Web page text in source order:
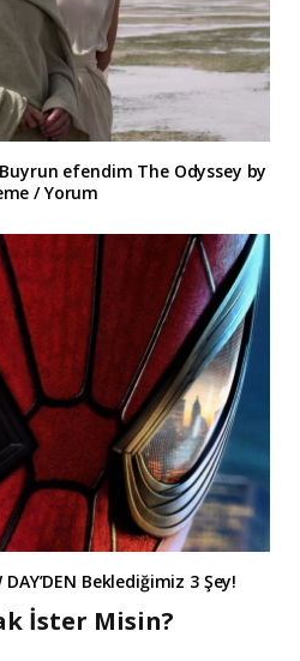
efendim The Odyssey by
/ Yorum
DAY’DEN Beklediğimiz 3 Şey!
İster Misin?